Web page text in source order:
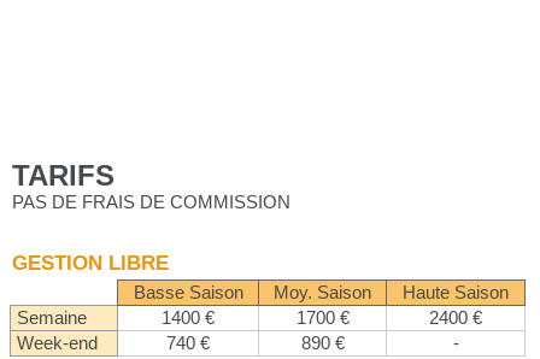
TARIFS
PAS DE FRAIS DE COMMISSION
GESTION LIBRE
Basse Saison Moy. Saison
Haute Saison
Semaine
1400 € 1700 €
2400 €
Week-end
740 € 890 € -